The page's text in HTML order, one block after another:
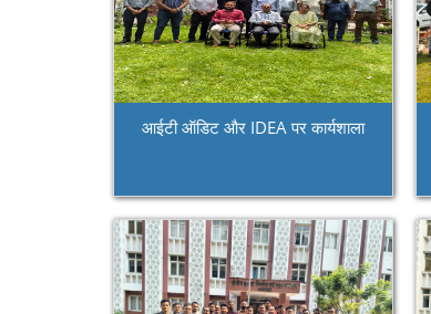
आईटी ऑडिट और IDEA पर कार्यशाला